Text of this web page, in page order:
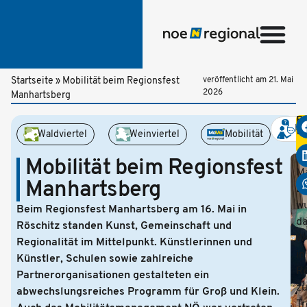
Startseite » Mobilität beim Regionsfest
Manhartsberg
veröffentlicht am 21. Mai
2026
Waldviertel Weinviertel Mobilität
Mobilität beim Regionsfest
Manhartsberg
Beim Regionsfest Manhartsberg am 16. Mai in
Röschitz standen Kunst, Gemeinschaft und
Regionalität im Mittelpunkt. Künstlerinnen und
Künstler, Schulen sowie zahlreiche
Partnerorganisationen gestalteten ein
abwechslungsreiches Programm für Groß und Klein.